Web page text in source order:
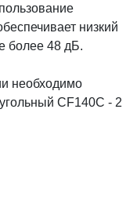
низкий
более 48 дБ.
необходимо
CF140C - 2